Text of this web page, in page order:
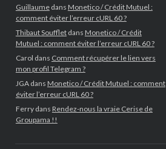
Guillaumedans Monetico / Crédit Mutuel :
comment éviter l’erreur cURL 60 ?
Thibaut Souffletdans Monetico / Crédit
Mutuel : comment éviter l’erreur cURL 60 ?
Carol dans Comment récupérer le lien vers
mon profil Telegram ?
JGAdans Monetico / Crédit Mutuel : comment
éviter l’erreur cURL 60 ?
Ferrydans Rendez-nous la vraie Cerise de
Groupama !!